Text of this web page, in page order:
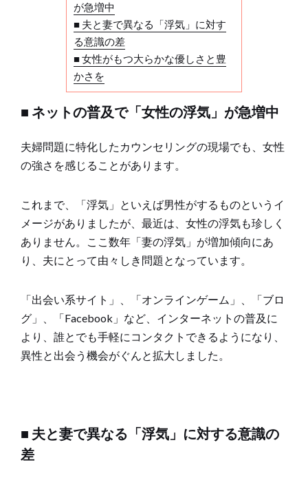
が急増中
■ 夫と妻で異なる「浮気」に対す
る意識の差
■ 女性がもつ大らかな優しさと豊
かさを
■ ネットの普及で「女性の浮気」が急増中
夫婦問題に特化したカウンセリングの現場でも、女性
の強さを感じることがあります。
これまで、「浮気」といえば男性がするものというイ
メージがありましたが、最近は、女性の浮気も珍しく
ありません。ここ数年「妻の浮気」が増加傾向にあ
り、夫にとって由々しき問題となっています。
「出会い系サイト」、「オンラインゲーム」、「ブロ
グ」、「Facebook」など、インターネットの普及に
より、誰とでも手軽にコンタクトできるようになり、
異性と出会う機会がぐんと拡大しました。
■ 夫と妻で異なる「浮気」に対する意識の
差